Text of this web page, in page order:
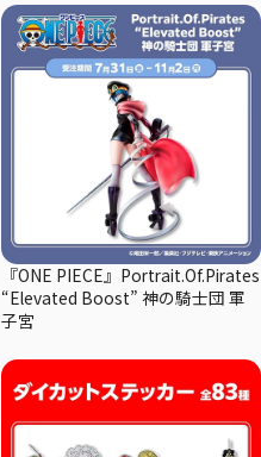
『ONE PIECE』Portrait.Of.Pirates
“Elevated Boost” 神の騎士団 軍
子宮